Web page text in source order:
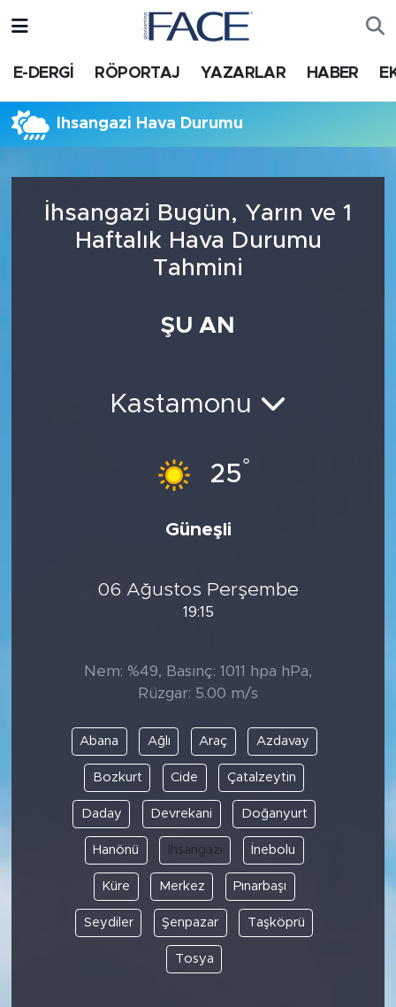
E-DERGİ RÖPORTAJ YAZARLAR HABER
İhsangazi Hava Durumu
İhsangazi Bugün, Yarın ve 1
Haftalık Hava Durumu
Tahmini
ŞU AN
Kastamonu
25°
Güneşli
06 Ağustos Perşembe
19:15
Nem: %49, Basınç: 1011 hpa hPa,
Rüzgar: 5.00 m/s
Abana Ağlı Araç Azdavay
Bozkurt Cide Çatalzeytin
Daday Devrekani Doğanyurt
Hanönü İhsangazi İnebolu
Küre Merkez Pınarbaşı
Seydiler Şenpazar Taşköprü
Tosya
HABER
Nöbetçi Eczaneler
Hava Durumu
Süper Lig Puan Durumu ve Fikstür
Tüm Manşetler